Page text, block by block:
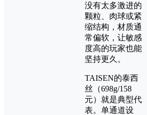
没有太多激进的
颗粒、肉球或紧
缩结构，材质通
常偏软，让敏感
度高的玩家也能
坚持更久。
TAISEN的泰西
丝（698g/158
元）就是典型代
表。单通道设